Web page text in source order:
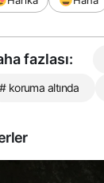
fazlası:
# koruma altında